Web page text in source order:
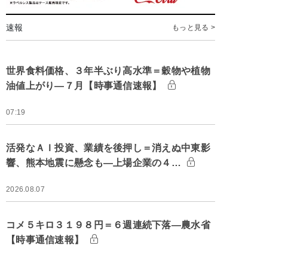
速報 もっと見る >
世界食料価格、３年半ぶり高水準＝穀物や植物
油値上がり―７月【時事通信速報】
07:19
活発なＡＩ投資、業績を後押し＝消えぬ中東影
響、熊本地震に懸念も―上場企業の４…
2026.08.07
コメ５キロ３１９８円＝６週連続下落―農水省
【時事通信速報】